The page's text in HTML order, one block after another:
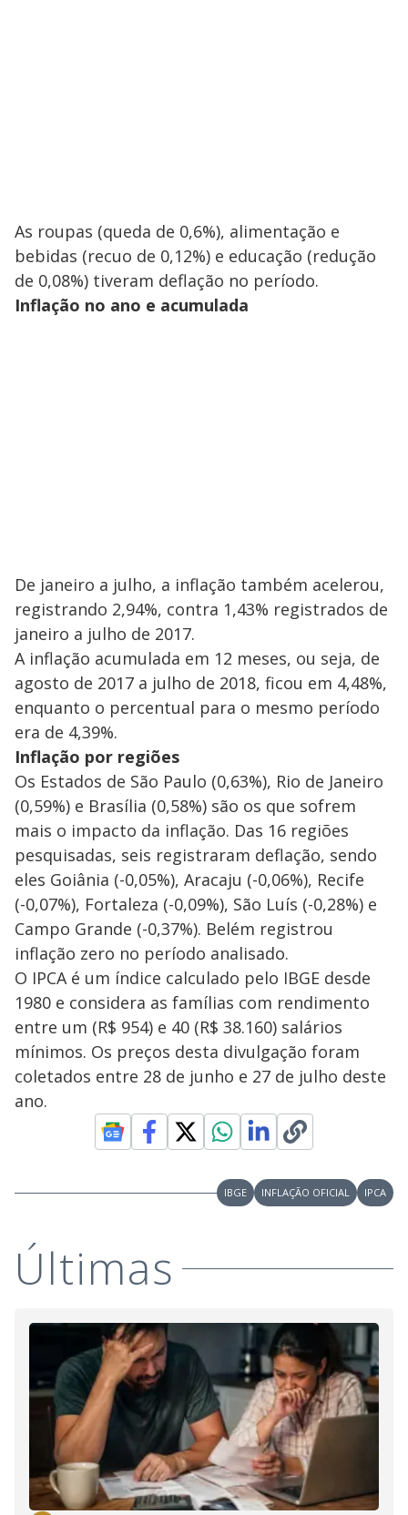
As roupas (queda de 0,6%), alimentação e
bebidas (recuo de 0,12%) e educação (redução
de 0,08%) tiveram deflação no período.
Inflação no ano e acumulada
De janeiro a julho, a inflação também acelerou,
registrando 2,94%, contra 1,43% registrados de
janeiro a julho de 2017.
A inflação acumulada em 12 meses, ou seja, de
agosto de 2017 a julho de 2018, ficou em 4,48%,
enquanto o percentual para o mesmo período
era de 4,39%.
Inflação por regiões
Os Estados de São Paulo (0,63%), Rio de Janeiro
(0,59%) e Brasília (0,58%) são os que sofrem
mais o impacto da inflação. Das 16 regiões
pesquisadas, seis registraram deflação, sendo
eles Goiânia (-0,05%), Aracaju (-0,06%), Recife
(-0,07%), Fortaleza (-0,09%), São Luís (-0,28%) e
Campo Grande (-0,37%). Belém registrou
inflação zero no período analisado.
O IPCA é um índice calculado pelo IBGE desde
1980 e considera as famílias com rendimento
entre um (R$ 954) e 40 (R$ 38.160) salários
mínimos. Os preços desta divulgação foram
coletados entre 28 de junho e 27 de julho deste
ano.
IBGE INFLAÇÃO OFICIAL IPCA
Últimas